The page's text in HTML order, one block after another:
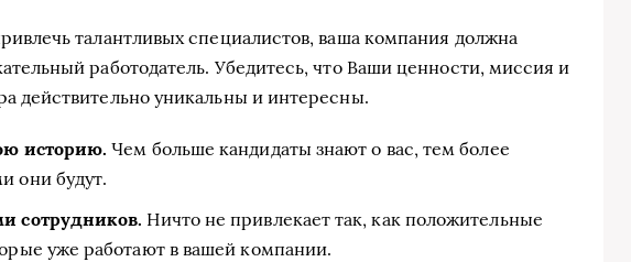
талантливых специалистов, ваша компания должна
работодатель. Убедитесь, что Ваши ценности, миссия и
действительно уникальны и интересны.
историю. Чем больше кандидаты знают о вас, тем более
они будут.
сотрудников. Ничто не привлекает так, как положительные
уже работают в вашей компании.